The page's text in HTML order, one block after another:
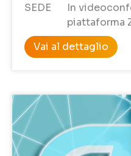
SEDE
In
piattaforma
Vai al dettaglio